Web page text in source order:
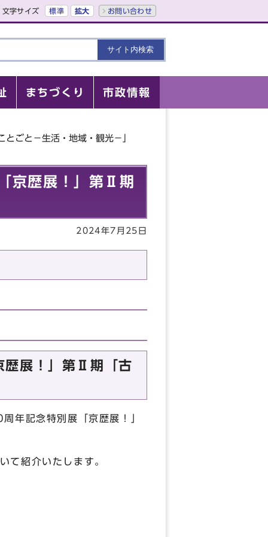
文字サイズ 標準 拡大 お問い合わせ
まちづくり 市政情報
ごと－生活・地域・観光－」
京歴展！」第Ⅱ期
2024年7月25日
歴展！」第Ⅱ期「古
年記念特別展「京歴展！」
紹介いたします。